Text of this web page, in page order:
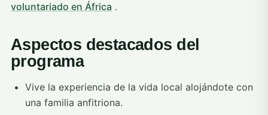
voluntariado en África .
Aspectos destacados del
programa
Vive la experiencia de la vida local alojándote con
una familia anfitriona.